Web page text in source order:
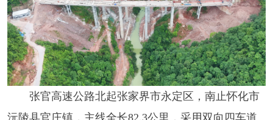
张官高速公路北起张家界市永定区，南止怀化市
沅陵县官庄镇，主线全长82.3公里，采用双向四车道